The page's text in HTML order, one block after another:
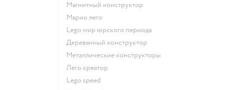
Магнитный конструктор
Марио лего
Lego мир юрского периода
Деревянный конструктор
Металлические конструкторы
Лего креатор
Lego speed